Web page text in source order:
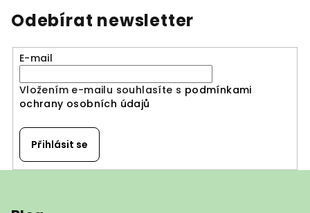
Odebírat newsletter
E-mail
Vložením e-mailu souhlasíte s podmínkami
ochrany osobních údajů
Přihlásit se